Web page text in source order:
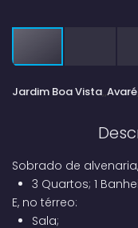
Jardim Boa Vista Avaré
Sobrado de
3 Quartos; 1
E, no térreo:
Sala;